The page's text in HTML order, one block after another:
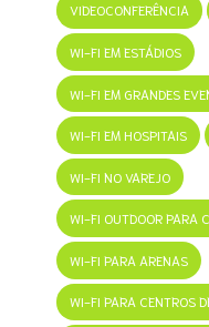
VIDEOCONFERÊNCIA
WI-FI EM ESTÁDIOS
WI-FI EM GRANDES
WI-FI EM HOSPITAIS
WI-FI NO VAREJO
WI-FI OUTDOOR PARA
WI-FI PARA ARENAS
WI-FI PARA CENTROS